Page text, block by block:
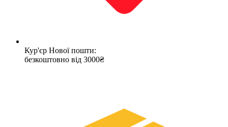
Кур'єр Нової пошти:
безкоштовно від 3000₴